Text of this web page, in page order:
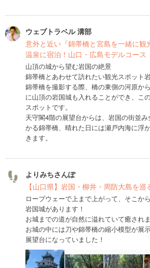
ウェブトラベル 溝部
意外と近い『錦帯橋と宮島を一緒に観
温泉に宿泊！山口・広島モデルコース
山頂の城から望む岩国の絶景
錦帯橋とあわせて訪れたい観光スポット岩
錦帯橋を撮影する際、橋の東側の河原か
に山頂の岩国城も入れることができ、こ
スポットです。
天守閣4階の展望台からは、岩国の街並
かる錦帯橋、晴れた日には瀬戸内海に浮
きます。
よりみちさんぽ
【山口県】岩国・柳井・周防大島を
ロープウェーで上まで上がって、そこか
岩国城があります！
お城までの道が自然に溢れていて癒され
お城の中には刀や錦帯橋の縮小模型が展
展望台になっていました！